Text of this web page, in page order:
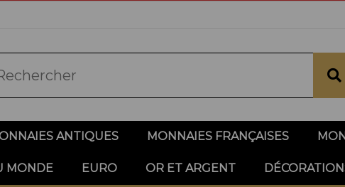
ANTIQUES MONNAIES FRANÇAISES
MONDE EURO OR ET ARGENT